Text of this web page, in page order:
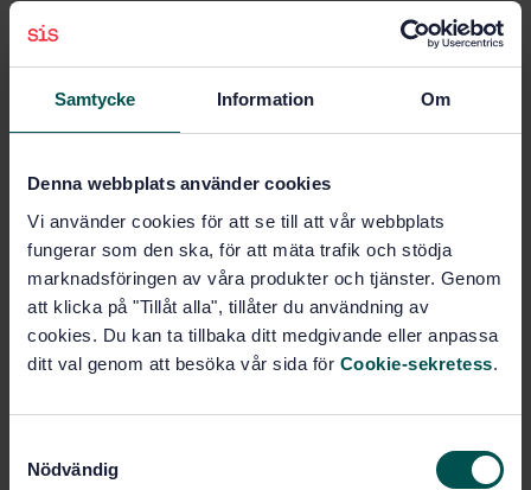
Samtycke Information Om
Denna webbplats använder cookies
Vi använder cookies för att se till att vår webbplats
fungerar som den ska, för att mäta trafik och stödja
marknadsföringen av våra produkter och tjänster. Genom
att klicka på "Tillåt alla", tillåter du användning av
cookies. Du kan ta tillbaka ditt medgivande eller anpassa
ditt val genom att besöka vår sida för Cookie-sekretess.
Nödvändig
Gummiprodukter - Bestämning av zinkinnehåll - EDTA
titrermetod
Prenumerera på standarden - Läs mer
PDF
Lägg i varukorgen
Fler alternativ
Produktinformation
Framtagen av:
Gummi och gummiprodukter,